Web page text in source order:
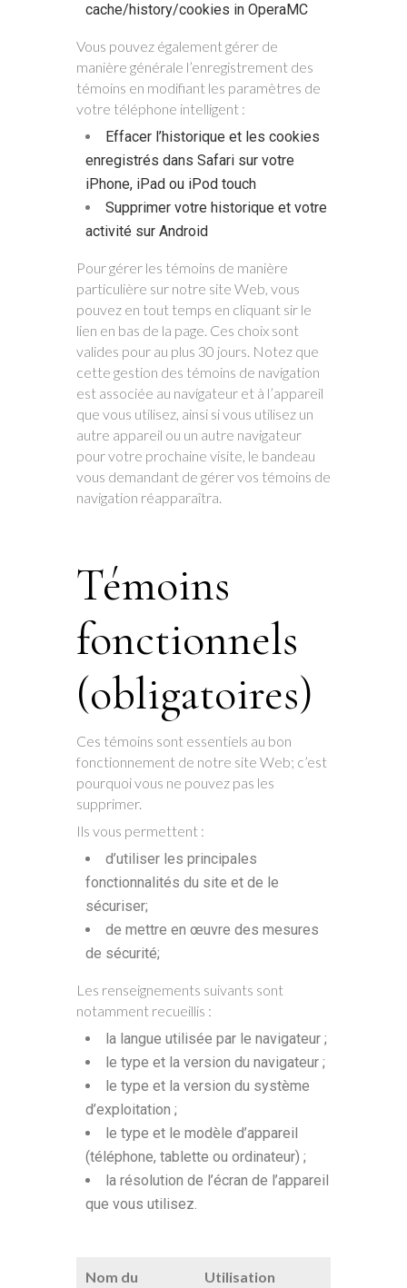
cache/history/cookies in OperaMC​
Vous pouvez également gérer de
manière générale l’enregistrement des
témoins en modifiant les paramètres de
votre téléphone intelligent :
​Effacer l’historique et les cookies
enregistrés dans Safari sur votre
iPhone, iPad ou iPod touch​
Supprimer votre historique et votre
activité sur Android​
Pour gérer les témoins de manière
particulière sur notre site Web, vous
pouvez en tout temps en cliquant sir le
lien en bas de la page. Ces choix sont
valides pour au plus 30 jours. Notez que
cette gestion des témoins de navigation
est associée au navigateur et à l’appareil
que vous utilisez, ainsi si vous utilisez un
autre appareil ou un autre navigateur
pour votre prochaine visite, le bandeau
vous demandant de gérer vos témoins de
navigation réapparaîtra.
Témoins
fonctionnels
(obligatoires)
Ces témoins sont essentiels au bon
fonctionnement de notre site Web; c’est
pourquoi vous ne pouvez pas les
supprimer.
Ils vous permettent :
d’utiliser les principales
fonctionnalités du site et de le
sécuriser;
de mettre en œuvre des mesures
de sécurité;
Les renseignements suivants sont
notamment recueillis :
la langue utilisée par le navigateur ;
le type et la version du navigateur ;
le type et la version du système
d’exploitation ;
le type et le modèle d’appareil
(téléphone, tablette ou ordinateur) ;
la résolution de l’écran de l’appareil
que vous utilisez.
Nom du Utilisation